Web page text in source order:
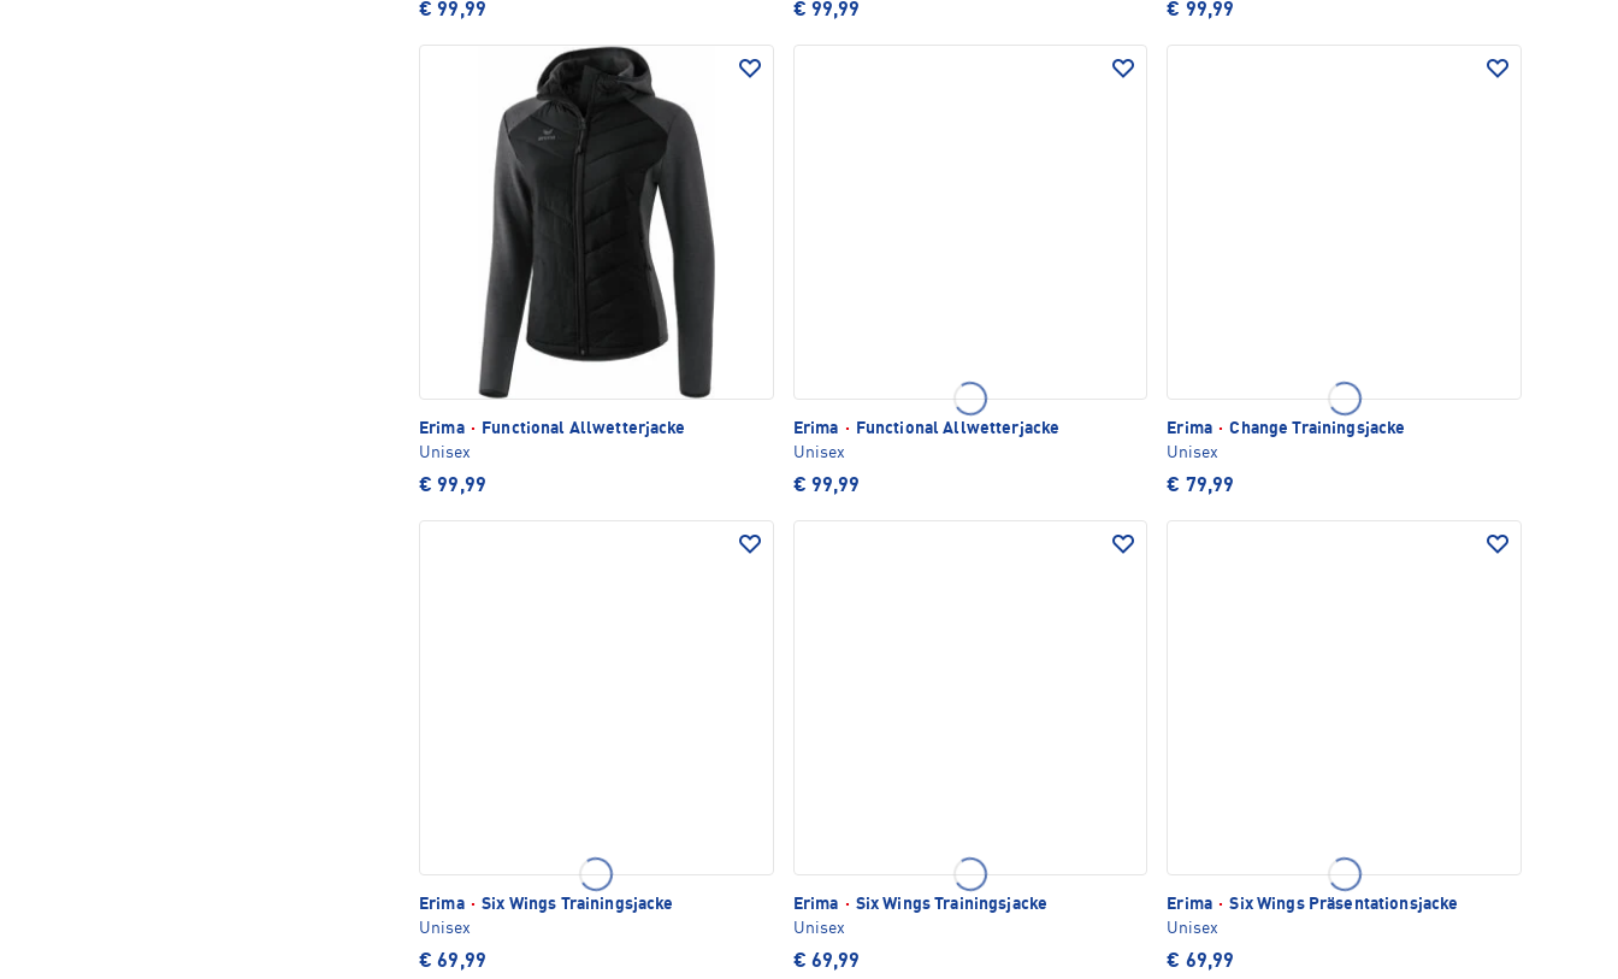
€ 99,99 € 99,99 € 99,99
Erima ·
Functional Allwetterjacke
Unisex
€ 99,99
Erima ·
Functional Allwetterjacke
Unisex
€ 99,99
Erima · Change Trainingsjacke
Unisex
€ 79,99
Erima · Six Wings Trainingsjacke
Unisex
€ 69,99
Erima · Six Wings Trainingsjacke
Unisex
€ 69,99
Erima · Six Wings Präsentationsjacke
Unisex
€ 69,99